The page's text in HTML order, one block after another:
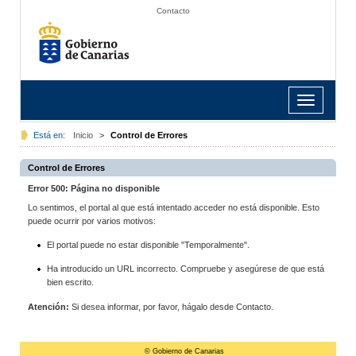
Contacto
Toggle
navigation
Está en: Inicio > Control de Errores
Control de Errores
Error 500: Página no disponible
Lo sentimos, el portal al que está intentado acceder no está disponible. Esto
puede ocurrir por varios motivos:
El portal puede no estar disponible "Temporalmente".
Ha introducido un URL incorrecto. Compruebe y asegúrese de que está
bien escrito.
Atención: Si desea informar, por favor, hágalo desde Contacto.
© Gobierno de Canarias